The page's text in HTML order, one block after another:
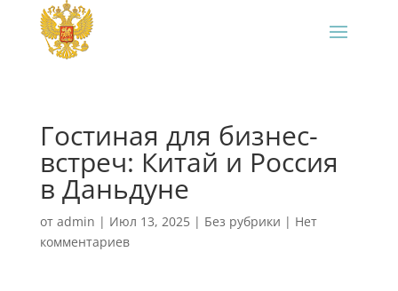
Гостиная для бизнес-
встреч: Китай и Россия
в Даньдуне
от admin | Июл 13, 2025| Без рубрики | Нет
комментариев